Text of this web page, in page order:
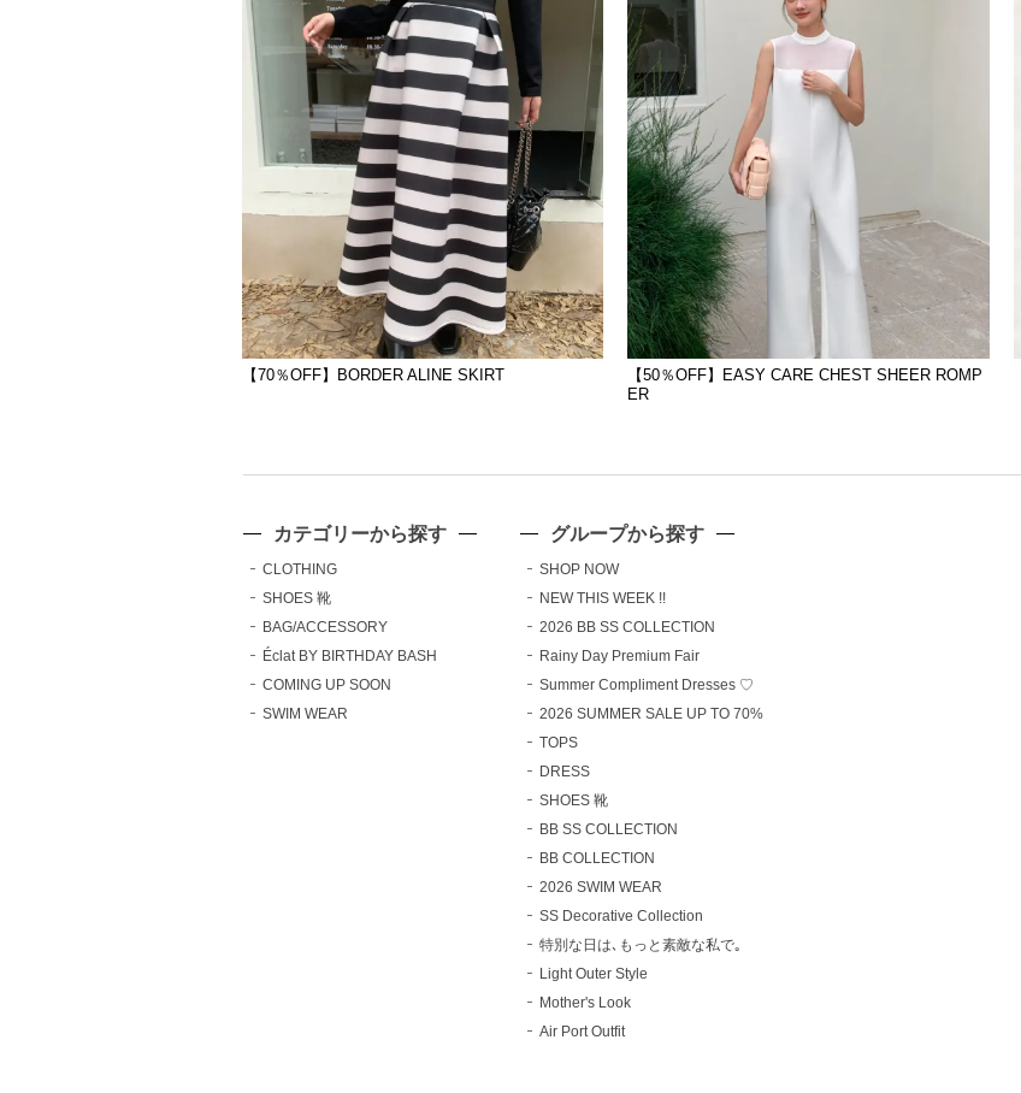
【70％OFF】BORDER ALINE SKIRT
【50％OFF】EASY CARE CHEST SHEER ROMP
ER
カテゴリーから探す
CLOTHING
SHOES 靴
BAG/ACCESSORY
Éclat BY BIRTHDAY BASH
COMING UP SOON
SWIM WEAR
グループから探す
SHOP NOW
NEW THIS WEEK !!
2026 BB SS COLLECTION
Rainy Day Premium Fair
Summer Compliment Dresses ♡
2026 SUMMER SALE UP TO 70%
TOPS
DRESS
SHOES 靴
BB SS COLLECTION
BB COLLECTION
2026 SWIM WEAR
SS Decorative Collection
特別な日は､もっと素敵な私で｡
Light Outer Style
Mother's Look
Air Port Outfit